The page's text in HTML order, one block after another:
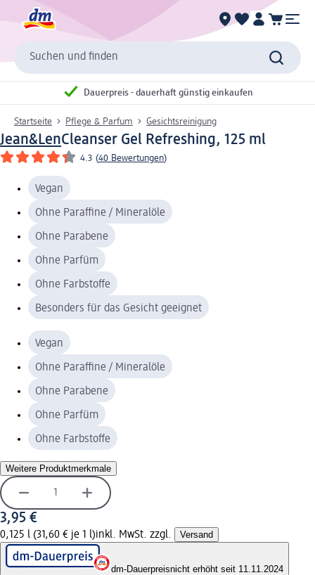
Suchen und finden
Dauerpreis - dauerhaft günstig einkaufen
Startseite Pflege & Parfum Gesichtsreinigung
Jean&LenCleanser Gel Refreshing, 125 ml
4.3 (40 Bewertungen)
Vegan
Ohne Paraffine / Mineralöle
Ohne Parabene
Ohne Parfüm
Ohne Farbstoffe
Besonders für das Gesicht geeignet
Vegan
Ohne Paraffine / Mineralöle
Ohne Parabene
Ohne Parfüm
Ohne Farbstoffe
Weitere Produktmerkmale
3,95 €
0,125 l (31,60 € je 1 l)inkl. MwSt. zzgl. Versand
dm-Dauerpreisnicht erhöht seit 11.11.2024